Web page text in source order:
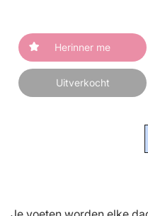
Herinner me
Uitverkocht